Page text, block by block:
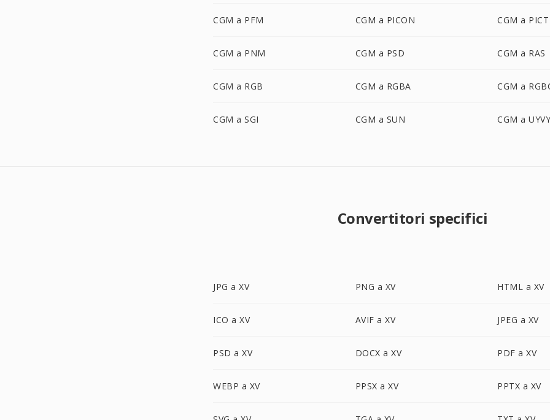
CGM a PFM CGM a PICON CGM a PICT
CGM a PNM CGM a PSD CGM a RAS
CGM a RGB CGM a RGBA CGM a
CGM a SGI CGM a SUN CGM a UYVY
Convertitori specifici
JPG a XV PNG a XV HTML a XV
ICO a XV AVIF a XV JPEG a XV
PSD a XV DOCX a XV PDF a XV
WEBP a XV PPSX a XV PPTX a XV